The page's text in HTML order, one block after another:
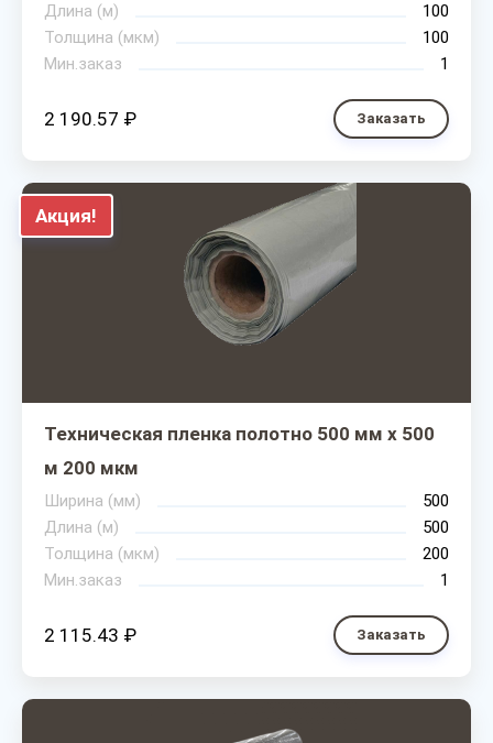
Длина (м)
100
Толщина (мкм)
100
Мин.заказ
1
2 190.57 ₽ Заказать
Акция!
Техническая пленка полотно 500 мм х 500
м 200 мкм
Ширина (мм)
500
Длина (м)
500
Толщина (мкм)
200
Мин.заказ
1
2 115.43 ₽ Заказать